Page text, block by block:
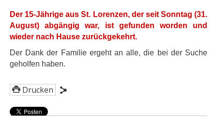
Der 15-Jährige aus St. Lorenzen, der seit Sonntag (31.
August) abgängig war, ist gefunden worden und
wieder nach Hause zurückgekehrt.
Der Dank der Familie ergeht an alle, die bei der Suche
geholfen haben.
Drucken